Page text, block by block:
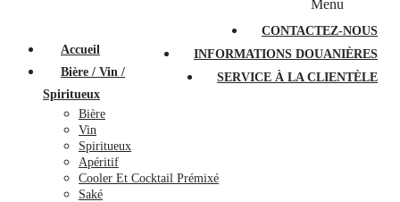
CONTACTEZ-NOUS
INFORMATIONS DOUANIÈRES
SERVICE À LA CLIENTÈLE
Menu
Accueil
Bière / Vin /
Spiritueux
Bière
Vin
Spiritueux
Apéritif
Cooler Et Cocktail Prémixé
Saké